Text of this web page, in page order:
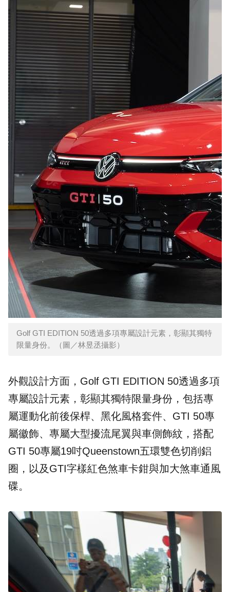
Golf GTI EDITION 50透過多項專屬設計元素，彰顯其獨特
限量身份。（圖／林昱丞攝影）
外觀設計方面，Golf GTI EDITION 50透過多項
專屬設計元素，彰顯其獨特限量身份，包括專
屬運動化前後保桿、黑化風格套件、GTI 50專
屬徽飾、專屬大型擾流尾翼與車側飾紋，搭配
GTI 50專屬19吋Queenstown五環雙色切削鋁
圈，以及GTI字樣紅色煞車卡鉗與加大煞車通風
碟。